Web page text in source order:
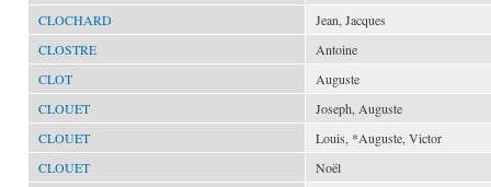
CLOCHARD
Jean, Jacques
CLOSTRE
Antoine
CLOT
Auguste
CLOUET
Joseph, Auguste
CLOUET
Louis, *Auguste, Victor
CLOUET
Noël